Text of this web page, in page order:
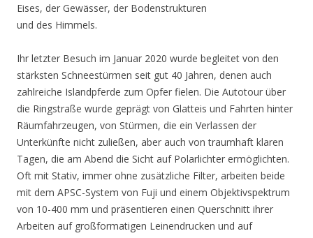
Eises, der Gewässer, der Bodenstrukturen
und des Himmels.
Ihr letzter Besuch im Januar 2020 wurde begleitet von den
stärksten Schneestürmen seit gut 40 Jahren, denen auch
zahlreiche Islandpferde zum Opfer fielen. Die Autotour über
die Ringstraße wurde geprägt von Glatteis und Fahrten hinter
Räumfahrzeugen, von Stürmen, die ein Verlassen der
Unterkünfte nicht zuließen, aber auch von traumhaft klaren
Tagen, die am Abend die Sicht auf Polarlichter ermöglichten.
Oft mit Stativ, immer ohne zusätzliche Filter, arbeiten beide
mit dem APSC-System von Fuji und einem Objektivspektrum
von 10-400 mm und präsentieren einen Querschnitt ihrer
Arbeiten auf großformatigen Leinendrucken und auf